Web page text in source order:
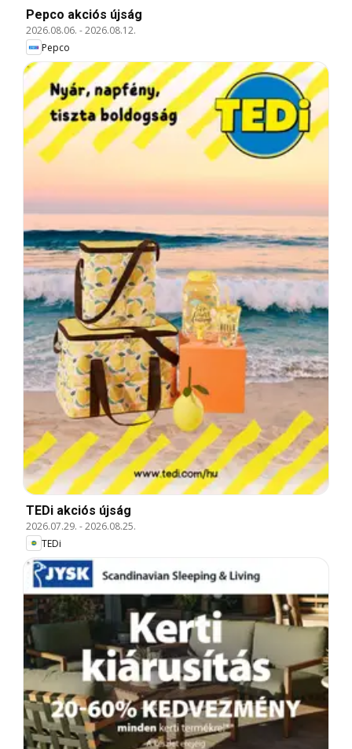
Pepco akciós újság
2026.08.06. -2026.08.12.
Pepco
TEDi akciós újság
2026.07.29. -2026.08.25.
TEDi